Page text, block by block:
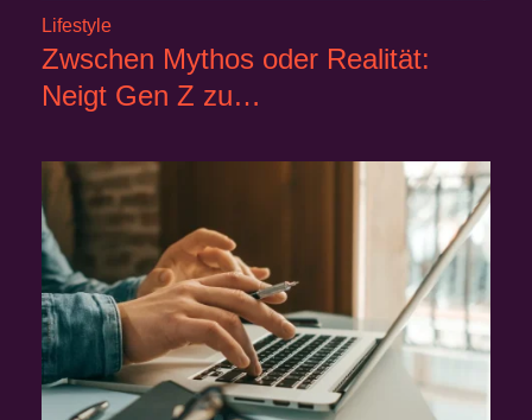
Lifestyle
Zwschen Mythos oder Realität:
Neigt Gen Z zu…